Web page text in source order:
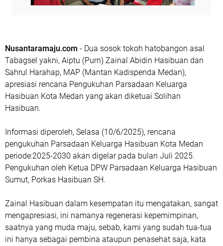
Nusantaramaju.com - Dua sosok tokoh hatobangon asal
Tabagsel yakni, Aiptu (Purn) Zainal Abidin Hasibuan dan
Sahrul Harahap, MAP (Mantan Kadispenda Medan),
apresiasi rencana Pengukuhan Parsadaan Keluarga
Hasibuan Kota Medan yang akan diketuai Solihan
Hasibuan.
Informasi diperoleh, Selasa (10/6/2025), rencana
pengukuhan Parsadaan Keluarga Hasibuan Kota Medan
periode:2025-2030 akan digelar pada bulan Juli 2025.
Pengukuhan oleh Ketua DPW Parsadaan Keluarga Hasibuan
Sumut, Porkas Hasibuan SH.
Zainal Hasibuan dalam kesempatan itu mengatakan, sangat
mengapresiasi, ini namanya regenerasi kepemimpinan,
saatnya yang muda maju, sebab, kami yang sudah tua-tua
ini hanya sebagai pembina ataupun penasehat saja, kata